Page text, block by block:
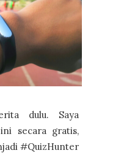
dulu. Saya
secara gratis,
#QuizHunter